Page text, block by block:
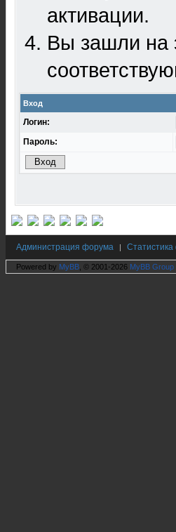
активации.
Вы зашли на
Вход
Логин:
Пароль:
Администрация форума |
Powered by MyBB , © 2001-2026 MyBB Group